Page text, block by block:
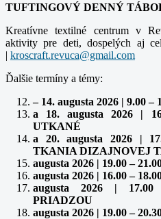
TUFTINGOVÝ DENNÝ
Kreatívne textilné centrum v
aktivity pre deti, dospelých aj
|
Ďalšie termíny a témy:
– 14. augusta 2026 | 9.00
a 18. augusta 2026 |
UTKANÉ
a 20. augusta 2026 |
TKANIA DIZAJNOVEJ
augusta 2026 | 19.00 –
augusta 2026 | 16.00 –
augusta 2026 |
PRIADZOU
augusta 2026 | 19.00 –